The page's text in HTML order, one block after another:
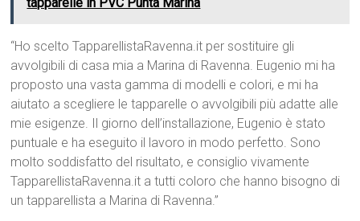
“Ho scelto TapparellistaRavenna.it per sostituire gli
avvolgibili di casa mia a Marina di Ravenna. Eugenio mi ha
proposto una vasta gamma di modelli e colori, e mi ha
aiutato a scegliere le tapparelle o avvolgibili più adatte alle
mie esigenze. Il giorno dell’installazione, Eugenio è stato
puntuale e ha eseguito il lavoro in modo perfetto. Sono
molto soddisfatto del risultato, e consiglio vivamente
TapparellistaRavenna.it a tutti coloro che hanno bisogno di
un tapparellista a Marina di Ravenna.”